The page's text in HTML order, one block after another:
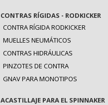
CONTRAS RÍGIDAS - RODKICKER
CONTRA RÍGIDA RODKICKER
MUELLES NEUMÁTICOS
CONTRAS HIDRÁULICAS
PINZOTES DE CONTRA
GNAV PARA MONOTIPOS
ACASTILLAJE PARA EL SPINNAKER